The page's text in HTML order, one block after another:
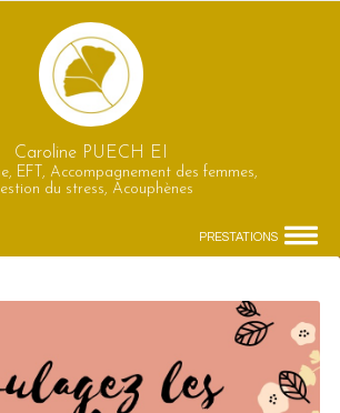
Caroline PUECH EI
EFT, Accompagnement des femmes,
du stress, Acouphènes
PRESTATIONS